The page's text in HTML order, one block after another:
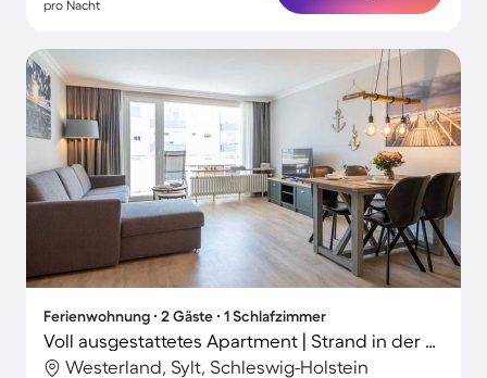
pro Nacht
Ferienwohnung ∙ 2 Gäste ∙ 1 Schlafzimmer
Voll ausgestattetes Apartment | Strand in der Nähe | Haustiere erlaubt
Westerland, Sylt, Schleswig-Holstein